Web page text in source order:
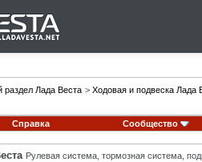
раздел Лада Веста > Ходовая и подвеска Лада
Справка Сообщество
Рулевая система, тормозная система,